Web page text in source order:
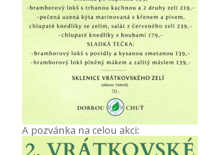
A pozvánka na celou akci: